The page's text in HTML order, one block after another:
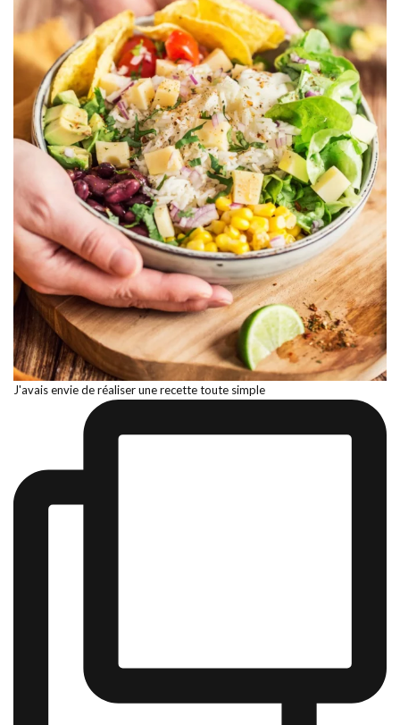
J'avais envie de réaliser une recette toute simple